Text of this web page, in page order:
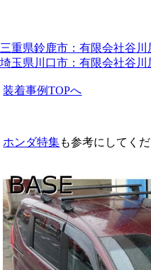
三重県鈴鹿市：有限会社谷川
埼玉県川口市：有限会社谷
装着事例TOPへ
ホンダ特集も参考にしてくだ